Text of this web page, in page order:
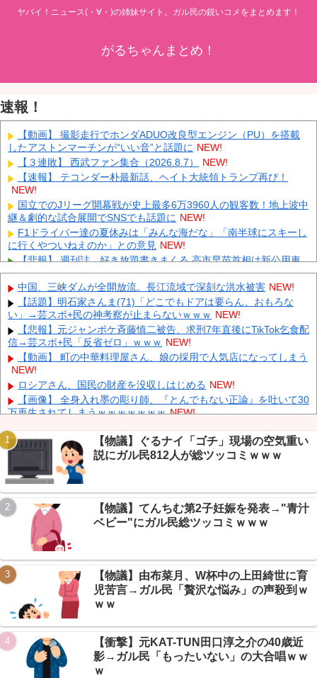
ヤバイ！ニュース(・∀・)の姉妹サイト。ガル民の鋭いコメをまとめます！
がるちゃんまとめ！
速報！
【動画】 撮影走行でホンダADUO改良型エンジン（PU）を搭載
したアストンマーチンが“いい音”と話題に NEW!
【３連敗】 西武ファン集合（2026.8.7）
NEW!
【速報】 テコンダー朴最新話、ヘイト大統領トランプ再び！
NEW!
国立でのJリーグ開幕戦が史上最多6万3960人の観客数！地上波中
継＆劇的な試合展開でSNSでも話題に NEW!
F1ドライバー達の夏休みは「みんな海だな」「南半球にスキーし
に行くやついねえのか」との意見 NEW!
【悲報】 週刊誌、好き放題書きまくる 高市早苗首相は新公用車
の贅を尽くした後部座席でたばこを吸うのが至福の時間「どんどん
延びる乗車時間」 NEW!
タトゥー彫り師さん「刺青入れてる奴は全員バカです」→30万再
生ｗｗｗｗｗｗ NEW!
中国人のリウさん、新エネ車で国境越えたら遠隔操作で30時間ロ
ックされる！ NEW!
K-POPアイドルの約半数が3年後には姿を消す…損益分岐点突破
は4％未満
彫り師YouTuber・しげち「刺青タトゥー入れてる奴は全員バカで
す」「すごい民度低い」「5000円好きなんすよ、バカって」
NEW!
Powered by livedoor 相互RSS
中国、三峡ダムが全開放流。長江流域で深刻な洪水被害 NEW!
【話題】明石家さんま(71)「どこでもドアは要らん、おもろな
い」→芸スポ+民の神考察が止まらないｗｗｗ NEW!
【悲報】元ジャンポケ斉藤慎二被告、求刑7年直後にTikTok乞食配
信→芸スポ+民「反省ゼロ」ｗｗｗ NEW!
【動画】 町の中華料理屋さん、娘の採用で人気店になってしまう
NEW!
ロシアさん、国民の財産を没収しはじめる NEW!
【画像】 全身入れ墨の彫り師、『とんでもない正論』を吐いて30
万再生されてしまうｗｗｗｗｗｗｗ NEW!
ズに全滅ｗｗｗ
NEW!
【朗報】ダイエット相談民、VIPPERに記録しろと説教される→
本当に痩せ始めるｗｗｗ
【悲報】 明日、飛田給とかいう謎の場所に行くんやが何があるん
や????・・・・・・・・・ NEW!
【保存版】NGT48はV字回復できるか2026→新曲・客増加・卒業
生活躍、復活の条件を全部並べたｗ NEW!
Powered by livedoor 相互RSS
【物議】ぐるナイ「ゴチ」現場の空気重い
説にガル民812人が総ツッコミｗｗｗ
【物議】てんちむ第2子妊娠を発表→"青汁
ベビー"にガル民総ツッコミｗｗｗ
【物議】由布菜月、W杯中の上田綺世に育
児苦言→ガル民「贅沢な悩み」の声殺到ｗ
ｗｗ
【衝撃】元KAT-TUN田口淳之介の40歳近
影→ガル民「もったいない」の大合唱ｗｗ
ｗ